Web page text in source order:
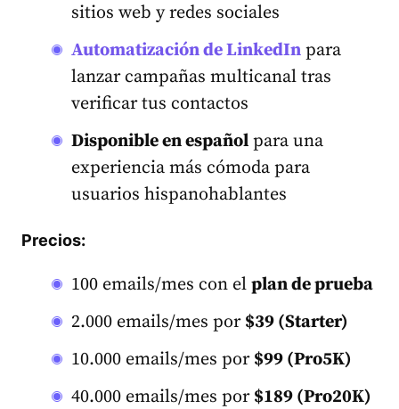
sitios web y redes sociales
Automatización de LinkedIn para
lanzar campañas multicanal tras
verificar tus contactos
Disponible en español para una
experiencia más cómoda para
usuarios hispanohablantes
Precios:
100 emails/mes con el plan de prueba
2.000 emails/mes por $39 (Starter)
10.000 emails/mes por $99 (Pro5K)
40.000 emails/mes por $189 (Pro20K)